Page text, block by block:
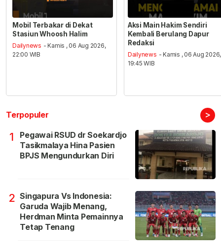
Mobil Terbakar di Dekat
Stasiun Whoosh Halim
Dailynews - Kamis , 06 Aug 2026,
22:00 WIB
Aksi Main Hakim Sendiri
Kembali Berulang Dapur
Redaksi
Dailynews - Kamis , 06 Aug 2026,
19:45 WIB
Terpopuler >
1
Pegawai RSUD dr Soekardjo
Tasikmalaya Hina Pasien
BPJS Mengundurkan Diri
2 Singapura Vs Indonesia:
Garuda Wajib Menang,
Herdman Minta Pemainnya
Tetap Tenang